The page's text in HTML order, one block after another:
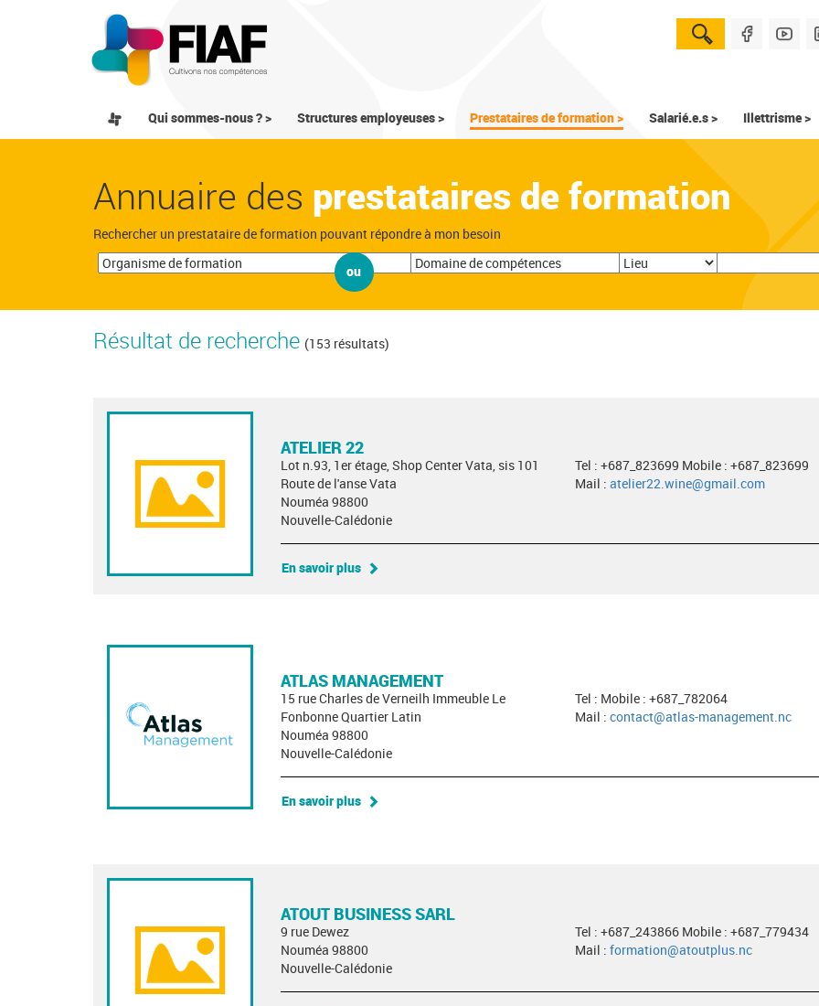
Qui sommes-nous ? > Structures employeuses > Prestataires de formation > Salarié.e.s > Illettrisme >
Annuaire des prestataires de formation
Rechercher un prestataire de formation pouvant répondre à mon besoin
ou
Résultat de recherche (153 résultats)
ATELIER 22
Lot n.93, 1er étage, Shop Center Vata, sis 101
Route de l'anse Vata
Nouméa 98800
Nouvelle-Calédonie
Tel : +687_823699 Mobile : +687_823699
Mail : atelier22.wine@gmail.com
En savoir plus
ATLAS MANAGEMENT
15 rue Charles de Verneilh Immeuble Le
Fonbonne Quartier Latin
Nouméa 98800
Nouvelle-Calédonie
Tel : Mobile : +687_782064
Mail : contact@atlas-management.nc
En savoir plus
ATOUT BUSINESS SARL
9 rue Dewez
Nouméa 98800
Nouvelle-Calédonie
Tel : +687_243866 Mobile : +687_779434
Mail : formation@atoutplus.nc